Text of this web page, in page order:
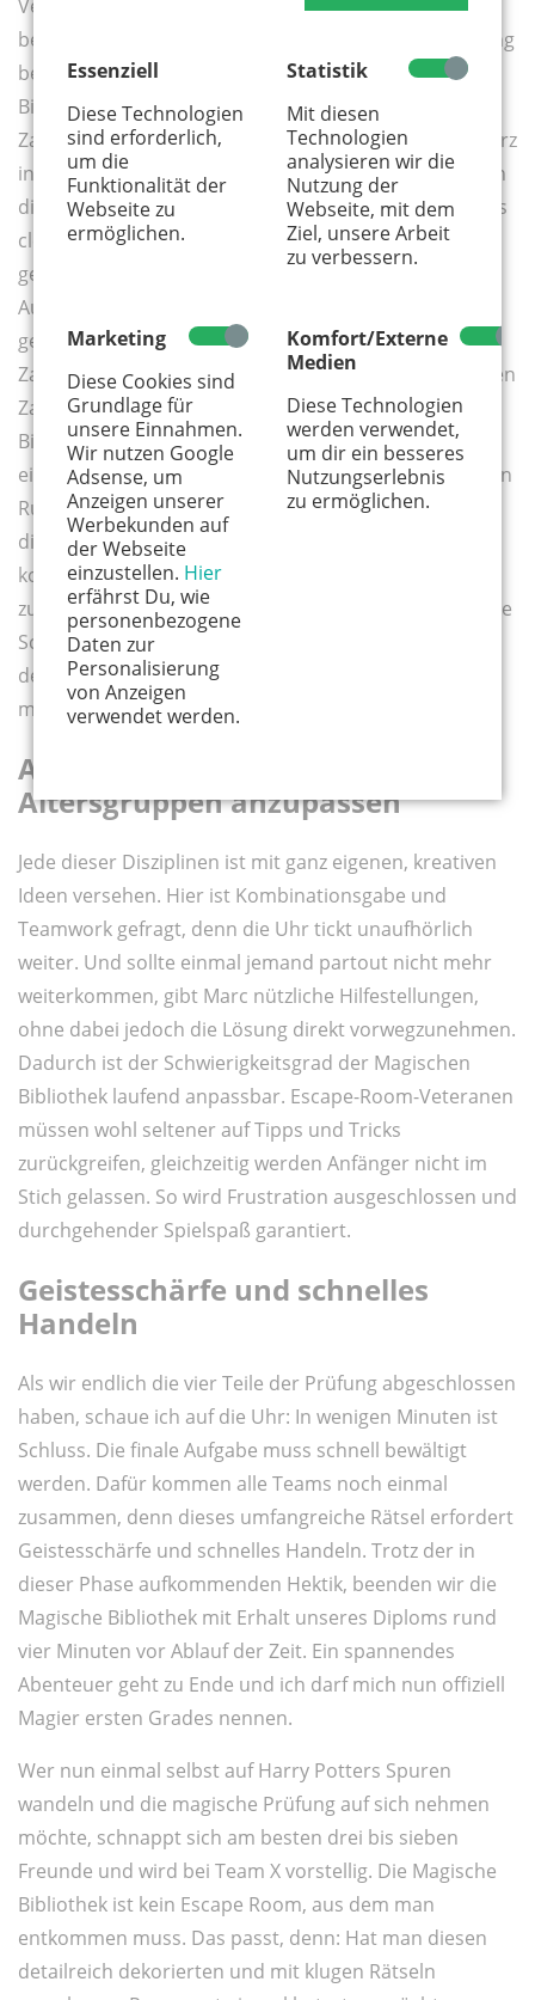
Essenziell
Diese Technologien
sind erforderlich,
um die
Funktionalität der
Webseite zu
ermöglichen.
Statistik
Mit diesen
Technologien
analysieren wir die
Nutzung der
Webseite, mit dem
Ziel, unsere Arbeit
zu verbessern.
Marketing
Diese Cookies sind
Grundlage für
unsere Einnahmen.
Wir nutzen Google
Adsense, um
Anzeigen unserer
Werbekunden auf
der Webseite
einzustellen. Hier
erfährst Du, wie
personenbezogene
Daten zur
Personalisierung
von Anzeigen
verwendet werden.
Komfort/Externe
Medien
Diese Technologien
werden verwendet,
um dir ein besseres
Nutzungserlebnis
zu ermöglichen.
Verfügung steht, müssen wir uns in vier Disziplinen
beweisen und anschließend die finale Wächter-Prüfung
bestehen. In den dazu passenden Bereichen der
Bibliothek testen wir also unsere Fähigkeiten als
Zauberer, Seher, Alchemisten und Schwarzmagier. Kurz
in Teams aufgeteilt und schon kann es losgehen, denn
die Zeit läuft. 60 Minuten haben wir Zeit, um durch das
clevere Lösen von Rätseln an die nötigen Schlüssel zu
gelangen, mit denen wir uns Zugang zur letzten
Aufgabe verschaffen. Die Zauberer müssen dabei
geschickt Hinweise kombinieren, um einen alten
Zauberspruch herauszufinden und mit dem passenden
Zauberstab zu wirken. In einer anderen Ecke der
Bibliothek sind die Seher dabei, mit dem Lösen
einfallsreicher Perspektivrätsel und dem Entziffern von
Runen die Gestirne zu deuten. Die dritte Gruppe sind
die Alchemisten, welche die nötigen Zutaten in der
korrekten Menge für ein Zaubertrankrezept
zusammensuchen müssen. Zu guter Letzt haben es die
Schwarzmagier mit Dämonen zu tun, denen sie mit
dem Sprechen eines Lichtzaubers entgegenwirken
müssen ...
Auf unterschiedliche
Altersgruppen anzupassen
Jede dieser Disziplinen ist mit ganz eigenen, kreativen
Ideen versehen. Hier ist Kombinationsgabe und
Teamwork gefragt, denn die Uhr tickt unaufhörlich
weiter. Und sollte einmal jemand partout nicht mehr
weiterkommen, gibt Marc nützliche Hilfestellungen,
ohne dabei jedoch die Lösung direkt vorwegzunehmen.
Dadurch ist der Schwierigkeitsgrad der Magischen
Bibliothek laufend anpassbar. Escape-Room-Veteranen
müssen wohl seltener auf Tipps und Tricks
zurückgreifen, gleichzeitig werden Anfänger nicht im
Stich gelassen. So wird Frustration ausgeschlossen und
durchgehender Spielspaß garantiert.
Geistesschärfe und schnelles
Handeln
Als wir endlich die vier Teile der Prüfung abgeschlossen
haben, schaue ich auf die Uhr: In wenigen Minuten ist
Schluss. Die finale Aufgabe muss schnell bewältigt
werden. Dafür kommen alle Teams noch einmal
zusammen, denn dieses umfangreiche Rätsel erfordert
Geistesschärfe und schnelles Handeln. Trotz der in
dieser Phase aufkommenden Hektik, beenden wir die
Magische Bibliothek mit Erhalt unseres Diploms rund
vier Minuten vor Ablauf der Zeit. Ein spannendes
Abenteuer geht zu Ende und ich darf mich nun offiziell
Magier ersten Grades nennen.
Wer nun einmal selbst auf Harry Potters Spuren
wandeln und die magische Prüfung auf sich nehmen
möchte, schnappt sich am besten drei bis sieben
Freunde und wird bei Team X vorstellig. Die Magische
Bibliothek ist kein Escape Room, aus dem man
entkommen muss. Das passt, denn: Hat man diesen
detailreich dekorierten und mit klugen Rätseln